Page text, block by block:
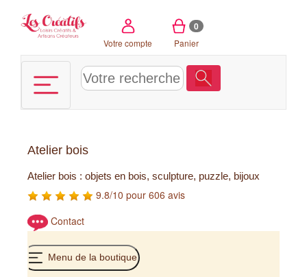
Votre compte
0
Panier
Atelier bois
Atelier bois : objets en bois, sculpture, puzzle, bijoux
9.8/10 pour 606 avis
Contact
Menu de la boutique